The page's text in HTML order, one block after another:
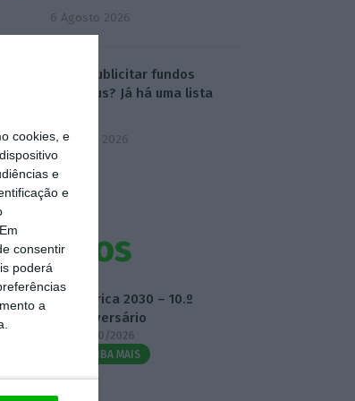
cookies, e
e
e
consentir
poderá
a
6 Agosto 2026
Onde publicitar fundos
europeus? Já há uma lista
7 Agosto 2026
Eventos
Fábrica 2030 – 10.º
Aniversário
14/10/2026
SAIBA MAIS